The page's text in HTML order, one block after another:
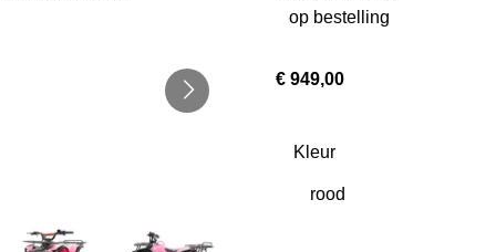
op bestelling
€ 949,00
Kleur